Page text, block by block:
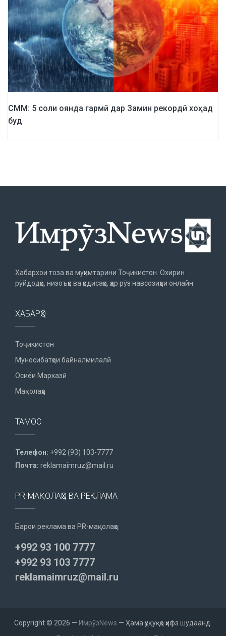
СММ: 5 cоли оянда гармӣ дар Замин рекордӣ хоҳад
буд
Хабархои тоза ва муҳимтарини Тоҷикистон. Охирин
рӯйдодҳо, низоъҳо ва ҳодисаҳо, ҳар рӯз навсозиҳои онлайн.
ХАБАРҲО
Тоҷикистон
Муносибатҳои байналмилалӣ
Осиёи Марказӣ
Мақолаҳо
ТАМОС
Телефон: +992 (93) 103-7777
Почта: reklamaimruz@mail.ru
PR-МАҚОЛАҲО ВА РЕКЛАМА
Барои реклама ва PR-мақолаҳо:
+992 93 100 7777
+992 93 103 7777
reklamaimruz@mail.ru
Copyright © 2026 — ИмрӯзNews — Ҳама ҳуқуқҳо ҳифз шудаанд.